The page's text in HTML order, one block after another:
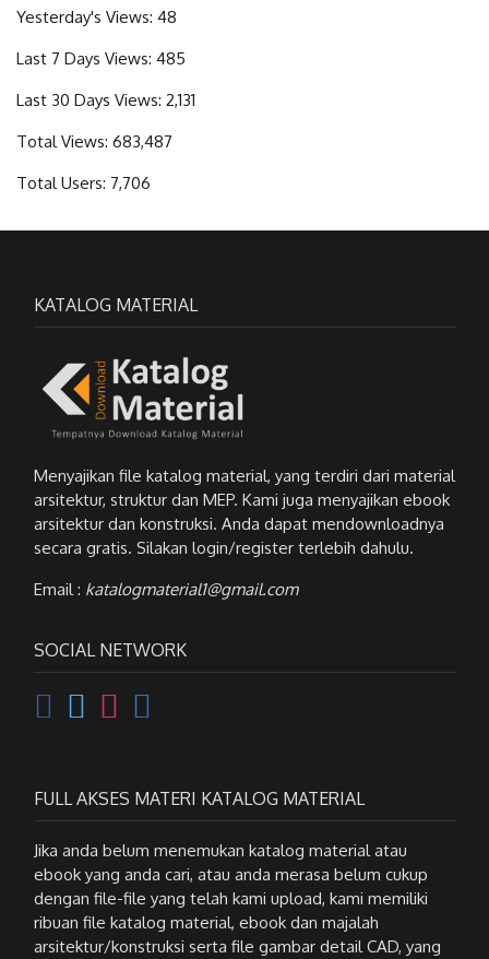
Yesterday's Views: 48
Last 7 Days Views: 485
Last 30 Days Views: 2,131
Total Views: 683,487
Total Users: 7,706
KATALOG MATERIAL
Menyajikan file katalog material, yang terdiri dari material
arsitektur, struktur dan MEP. Kami juga menyajikan ebook
arsitektur dan konstruksi. Anda dapat mendownloadnya
secara gratis. Silakan login/register terlebih dahulu.
Email : katalogmaterial1@gmail.com
SOCIAL NETWORK
FULL AKSES MATERI KATALOG MATERIAL
Jika anda belum menemukan katalog material atau
ebook yang anda cari, atau anda merasa belum cukup
dengan file-file yang telah kami upload, kami memiliki
ribuan file katalog material, ebook dan majalah
arsitektur/konstruksi serta file gambar detail CAD, yang